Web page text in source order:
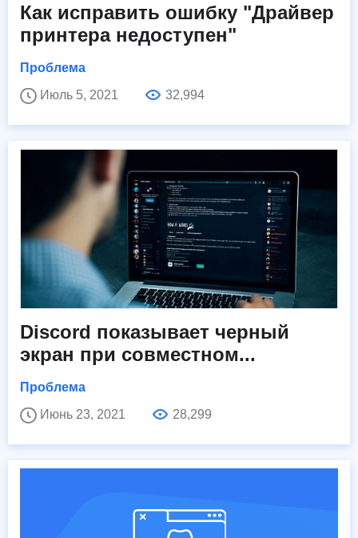
Как исправить ошибку "Драйвер
принтера недоступен"
Проблема
Июль 5, 2021
32,994
Discord показывает черный
экран при совместном...
Проблема
Июнь 23, 2021
28,299